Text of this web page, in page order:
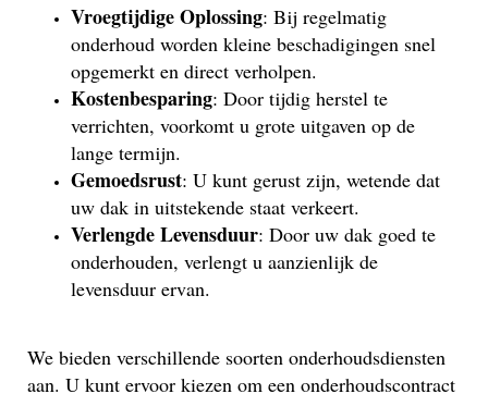
Vroegtijdige Oplossing: Bij regelmatig
onderhoud worden kleine beschadigingen snel
opgemerkt en direct verholpen.
Kostenbesparing: Door tijdig herstel te
verrichten, voorkomt u grote uitgaven op de
lange termijn.
Gemoedsrust: U kunt gerust zijn, wetende dat
uw dak in uitstekende staat verkeert.
Verlengde Levensduur: Door uw dak goed te
onderhouden, verlengt u aanzienlijk de
levensduur ervan.
We bieden verschillende soorten onderhoudsdiensten
aan. U kunt ervoor kiezen om een onderhoudscontract